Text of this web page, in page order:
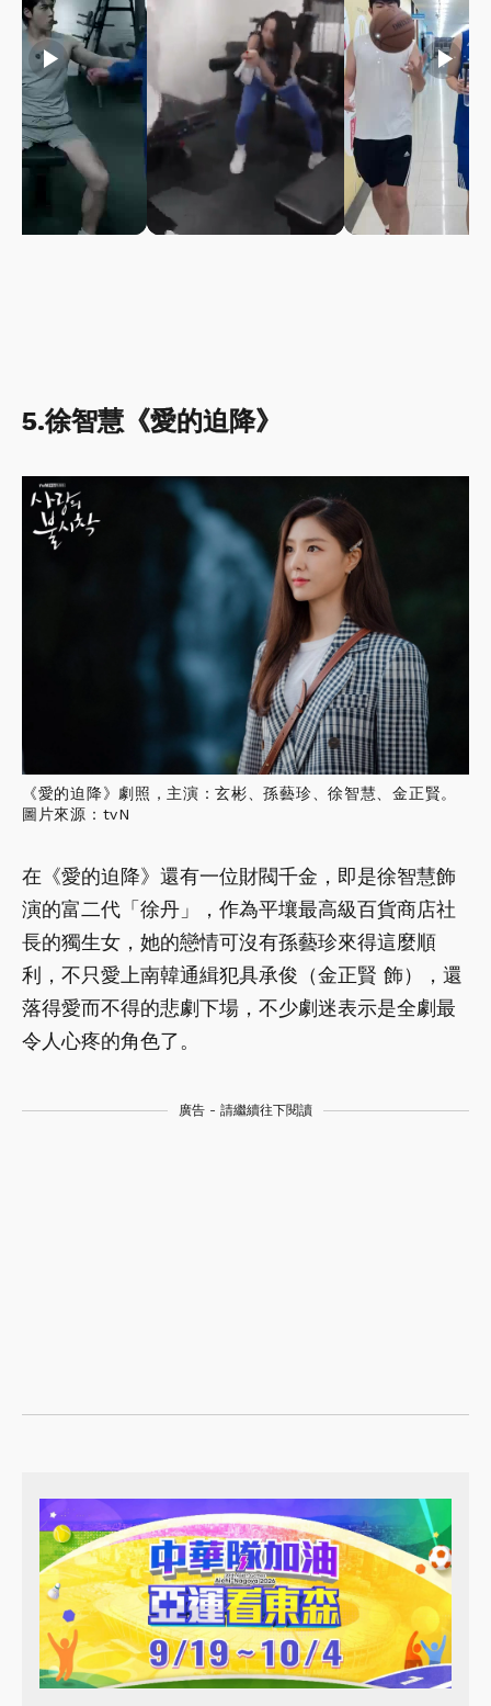
play_arrow play_arrow play_arrow
5.徐智慧《愛的迫降》
《愛的迫降》劇照，主演：玄彬、孫藝珍、徐智慧、金正賢。
圖片來源：tvN
在《愛的迫降》還有一位財閥千金，即是徐智慧飾
演的富二代「徐丹」，作為平壤最高級百貨商店社
長的獨生女，她的戀情可沒有孫藝珍來得這麼順
利，不只愛上南韓通緝犯具承俊（金正賢 飾），還
落得愛而不得的悲劇下場，不少劇迷表示是全劇最
令人心疼的角色了。
廣告 - 請繼續往下閱讀